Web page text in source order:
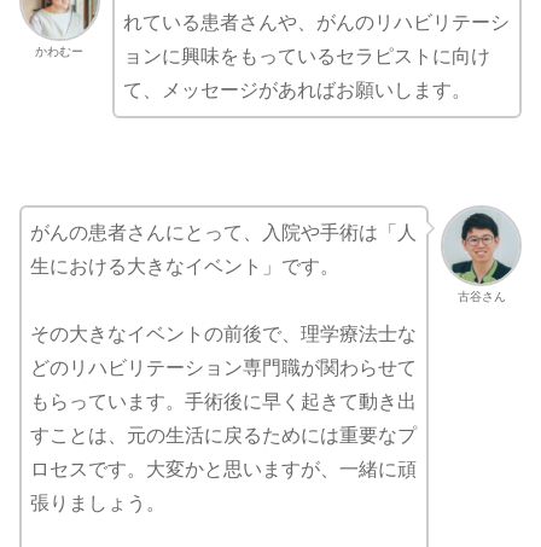
かわむー
れている患者さんや、がんのリハビリテーシ
ョンに興味をもっているセラピストに向け
て、メッセージがあればお願いします。
古谷さん
がんの患者さんにとって、入院や手術は「人
生における大きなイベント」です。
その大きなイベントの前後で、理学療法士な
どのリハビリテーション専門職が関わらせて
もらっています。手術後に早く起きて動き出
すことは、元の生活に戻るためには重要なプ
ロセスです。大変かと思いますが、一緒に頑
張りましょう。